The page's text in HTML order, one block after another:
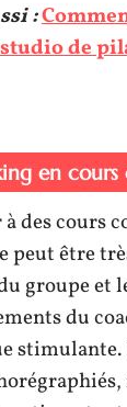
:
de
en cours
des cours
peut être
groupe et
du
stimulante.